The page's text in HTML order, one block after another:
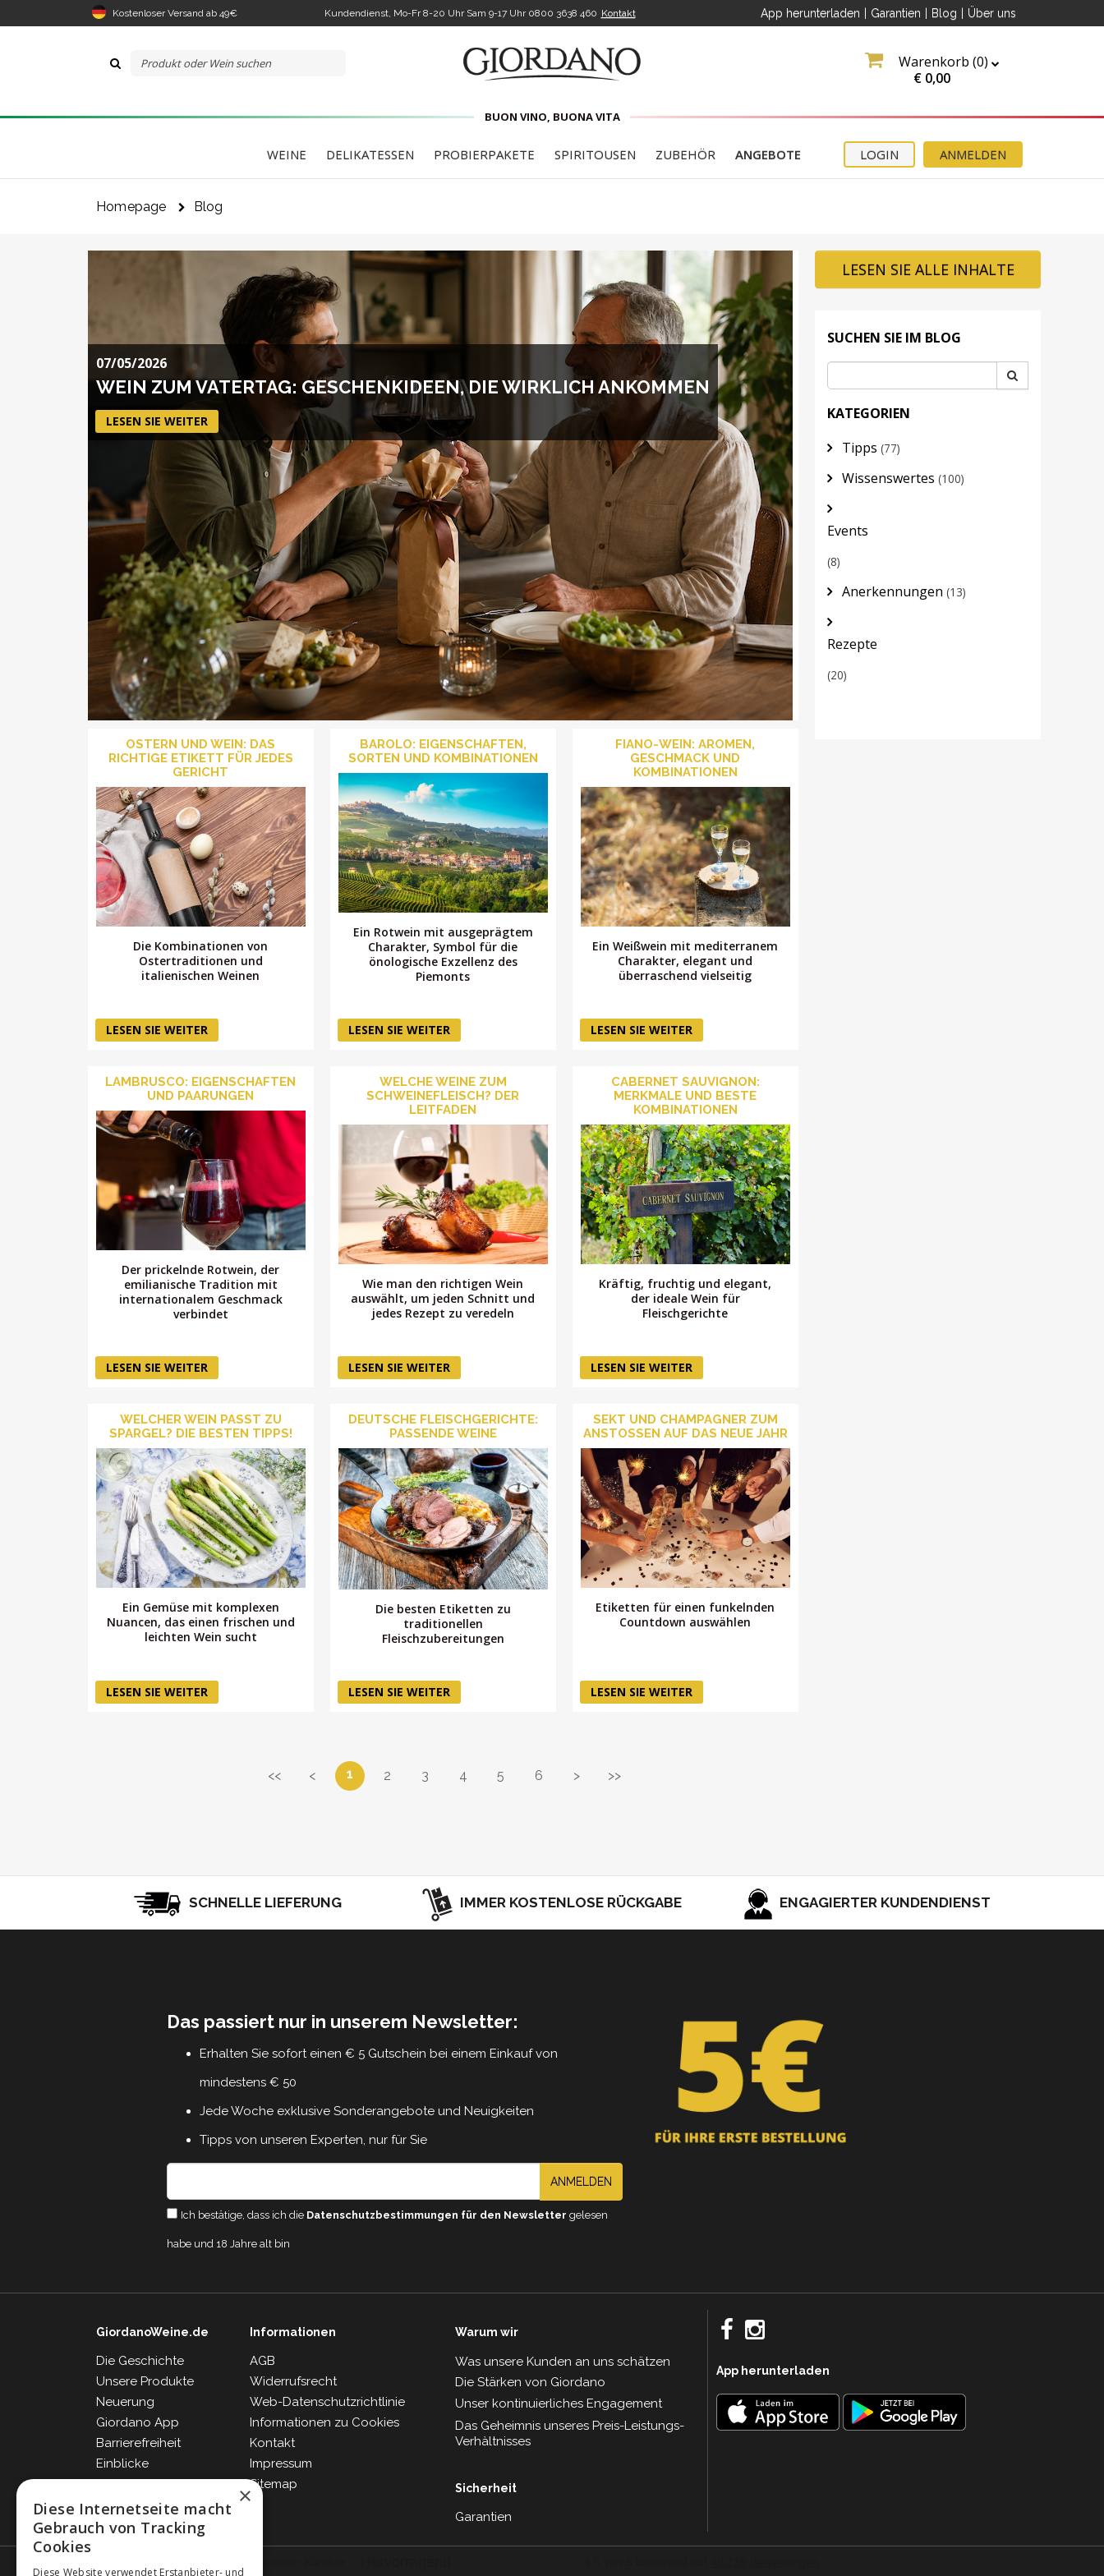
Kostenloser Versand ab 49€ Kundendienst, Mo-Fr 8-20 Uhr Sam 9-17 Uhr0800 3638 460 Kontakt App herunterladen Garantien Blog Über uns
Warenkorb (0)
€ 0,00
BUON VINO, BUONA VITA
WEINE DELIKATESSEN PROBIERPAKETE SPIRITOUSEN ZUBEHÖR ANGEBOTE ANMELDEN
LOGIN
Homepage Blog
07/05/2026
WEIN ZUM VATERTAG: GESCHENKIDEEN, DIE WIRKLICH ANKOMMEN
LESEN SIE WEITER
OSTERN UND WEIN: DAS
RICHTIGE ETIKETT FÜR JEDES
GERICHT
Die Kombinationen von
Ostertraditionen und
italienischen Weinen
LESEN SIE WEITER
BAROLO: EIGENSCHAFTEN,
SORTEN UND KOMBINATIONEN
Ein Rotwein mit ausgeprägtem
Charakter, Symbol für die
önologische Exzellenz des
Piemonts
LESEN SIE WEITER
FIANO-WEIN: AROMEN,
GESCHMACK UND
KOMBINATIONEN
Ein Weißwein mit mediterranem
Charakter, elegant und
überraschend vielseitig
LESEN SIE WEITER
LAMBRUSCO: EIGENSCHAFTEN
UND PAARUNGEN
Der prickelnde Rotwein, der
emilianische Tradition mit
internationalem Geschmack
verbindet
LESEN SIE WEITER
WELCHE WEINE ZUM
SCHWEINEFLEISCH? DER
LEITFADEN
Wie man den richtigen Wein
auswählt, um jeden Schnitt und
jedes Rezept zu veredeln
LESEN SIE WEITER
CABERNET SAUVIGNON:
MERKMALE UND BESTE
KOMBINATIONEN
Kräftig, fruchtig und elegant,
der ideale Wein für
Fleischgerichte
LESEN SIE WEITER
WELCHER WEIN PASST ZU
SPARGEL? DIE BESTEN TIPPS!
Ein Gemüse mit komplexen
Nuancen, das einen frischen und
leichten Wein sucht
LESEN SIE WEITER
DEUTSCHE FLEISCHGERICHTE:
PASSENDE WEINE
Die besten Etiketten zu
traditionellen
Fleischzubereitungen
LESEN SIE WEITER
SEKT UND CHAMPAGNER ZUM
ANSTOSSEN AUF DAS NEUE JAHR
Etiketten für einen funkelnden
Countdown auswählen
LESEN SIE WEITER
LESEN SIE ALLE INHALTE
SUCHEN SIE IM BLOG
KATEGORIEN
Tipps (77)
Wissenswertes (100)
Events
(8)
Anerkennungen (13)
Rezepte
(20)
<< < 1 2 3 4 5 6 > >>
SCHNELLE LIEFERUNG IMMER KOSTENLOSE RÜCKGABE ENGAGIERTER KUNDENDIENST
Das passiert nur in unserem Newsletter:
Erhalten Sie sofort einen € 5 Gutschein bei einem Einkauf von
mindestens € 50
Jede Woche exklusive Sonderangebote und Neuigkeiten
Tipps von unseren Experten, nur für Sie
ANMELDEN
Ich bestätige, dass ich die Datenschutzbestimmungen für den Newsletter gelesen
habe und 18 Jahre alt bin
GiordanoWeine.de
Die Geschichte
Unsere Produkte
Neuerung
Giordano App
Barrierefreiheit
Einblicke
Blog
FAQ
Informationen
AGB
Widerrufsrecht
Web-Datenschutzrichtlinie
Informationen zu Cookies
Kontakt
Impressum
Sitemap
Warum wir
Was unsere Kunden an uns schätzen
Die Stärken von Giordano
Unser kontinuierliches Engagement
Das Geheimnis unseres Preis-Leistungs-
Verhàltnisses
Sicherheit
Garantien
App herunterladen
×
Diese Internetseite macht
Gebrauch von Tracking
Cookies
Diese Website verwendet Erstanbieter- und